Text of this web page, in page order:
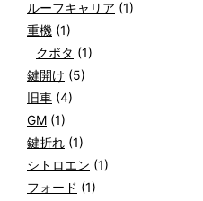
ルーフキャリア (1)
重機 (1)
クボタ (1)
鍵開け (5)
旧車 (4)
GM (1)
鍵折れ (1)
シトロエン (1)
フォード (1)